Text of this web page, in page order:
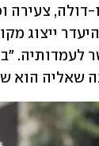
שאליה הוא